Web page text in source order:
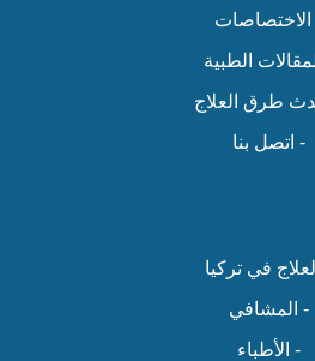
الطبية
طرق العلاج
- اتصل بنا
في تركيا
- المشافي
- الأطباء